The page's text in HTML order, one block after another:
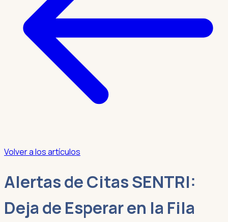
Volver a los artículos
Alertas de Citas SENTRI:
Deja de Esperar en la Fila